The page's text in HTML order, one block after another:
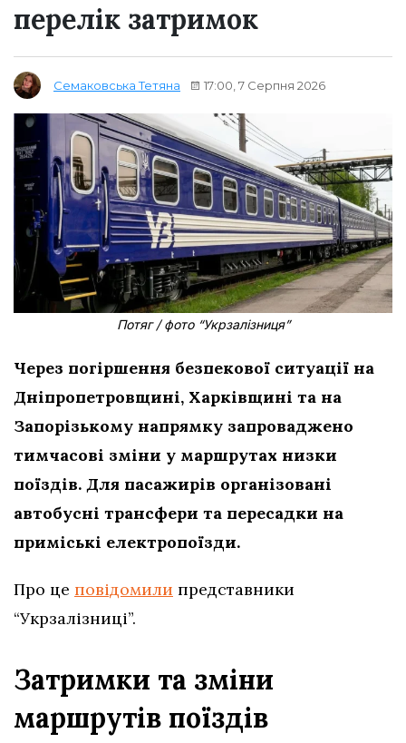
перелік затримок
Семаковська Тетяна 17:00, 7 Серпня 2026
Потяг / фото “Укрзалізниця”
Через погіршення безпекової ситуації на
Дніпропетровщині, Харківщині та на
Запорізькому напрямку запроваджено
тимчасові зміни у маршрутах низки
поїздів. Для пасажирів організовані
автобусні трансфери та пересадки на
приміські електропоїзди.
Про це повідомили представники
“Укрзалізниці”.
Затримки та зміни
маршрутів поїздів